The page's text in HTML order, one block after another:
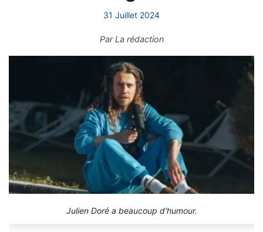
31 Juillet 2024
ParLa rédaction
Julien Doré a beaucoup d'humour.